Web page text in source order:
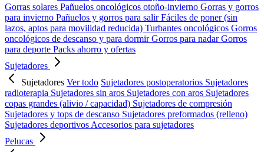
Gorras solares Pañuelos oncológicos otoño-invierno Gorras y gorros
para invierno Pañuelos y gorros para salirFáciles de poner (sin
lazos, aptos para movilidad reducida) Turbantes oncológicos Gorros
oncológicos de descanso y para dormirGorros para nadarGorros
para deporte Packs ahorro y ofertas
Sujetadores
Sujetadores Ver todo Sujetadores postoperatorios Sujetadores
radioterapia Sujetadores sin aros Sujetadores con aros Sujetadores
copas grandes (alivio / capacidad) Sujetadores de compresión
Sujetadores y tops de descanso Sujetadores preformados (relleno)
Sujetadores deportivos Accesorios para sujetadores
Pelucas